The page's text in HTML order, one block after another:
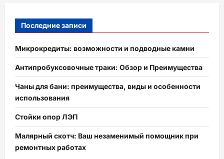
Последние записи
Микрокредиты: возможности и подводные камни
Антипробуксовочные траки: Обзор и Преимущества
Чаны для бани: преимущества, виды и особенности
использования
Стойки опор ЛЭП
Малярный скотч: Ваш незаменимый помощник при
ремонтных работах